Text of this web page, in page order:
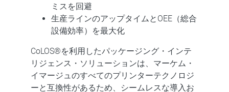
ミスを回避
生産ラインのアップタイムとOEE（総合
設備効率）を最大化
CoLOS®を利用したパッケージング・インテ
リジェンス・ソリューションは、マーケム・
イマージュのすべてのプリンターテクノロジ
ーと互換性があるため、シームレスな導入お